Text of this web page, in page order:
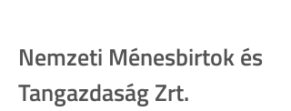
Nemzeti Ménesbirtok és
Tangazdaság Zrt.